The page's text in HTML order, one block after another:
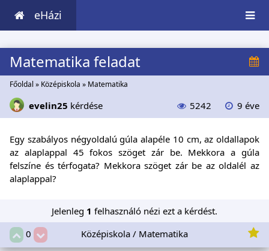
eHázi
Matematika feladat
Főoldal » Középiskola » Matematika
evelin25 kérdése 5242 9 éve
Egy szabályos négyoldalú gúla alapéle 10 cm, az oldallapok
az alaplappal 45 fokos szöget zár be. Mekkora a gúla
felszíne és térfogata? Mekkora szöget zár be az oldalél az
alaplappal?
Jelenleg 1 felhasználó nézi ezt a kérdést.
0
Középiskola / Matematika